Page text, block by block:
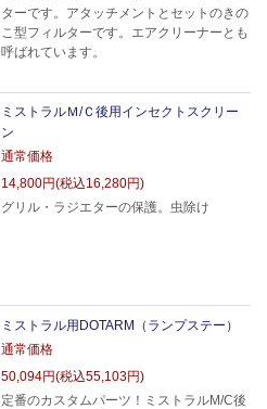
ターです。アタッチメントとセットのきの
こ型フィルターです。エアクリーナーとも
呼ばれています。
ミストラルＭ/Ｃ後用インセクトスクリー
ン
通常価格
14,800円(税込16,280円)
グリル・ラジエターの保護。虫除け
ミストラル用DOTARM（ランプステー）
通常価格
50,094円(税込55,103円)
定番のカスタムパーツ！ミストラルM/C後